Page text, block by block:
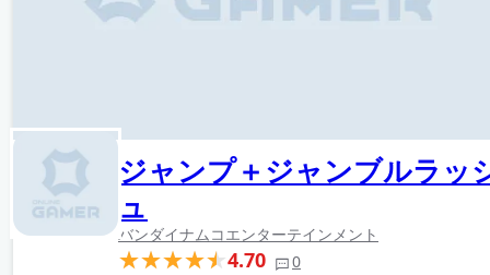
ジャンプ＋ジャンブルラッ
ュ
バンダイナムコエンターテインメント
4.70 0